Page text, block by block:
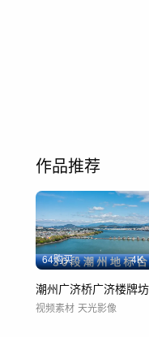
作品推荐
64购买 4K
视频素材 天光影像